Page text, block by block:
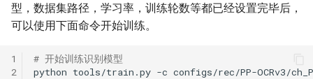
型，数据集路径，学习率，训练轮数等都已经设置完毕后，
可以使用下面命令开始训练。
1
2
# 开始训练识别模型
python tools/train.py -c